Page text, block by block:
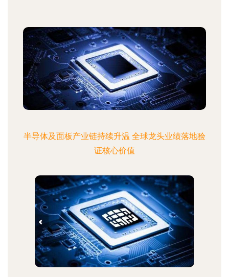
半导体及面板产业链持续升温 全球龙头业绩落地验
证核心价值